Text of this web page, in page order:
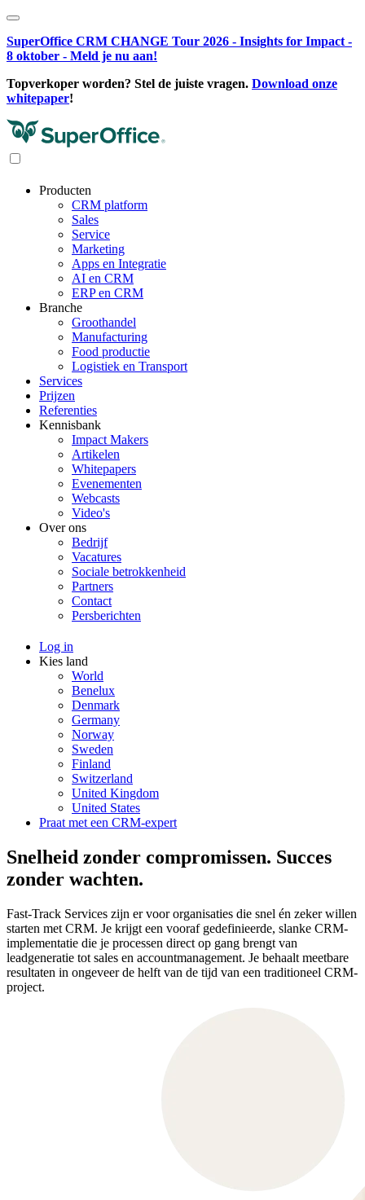
SuperOffice CRM CHANGE Tour 2026 - Insights for Impact -
8 oktober - Meld je nu aan!
Topverkoper worden? Stel de juiste vragen. Download onze
whitepaper!
Producten
CRM platform
Sales
Service
Marketing
Apps en Integratie
AI en CRM
ERP en CRM
Branche
Groothandel
Manufacturing
Food productie
Logistiek en Transport
Services
Prijzen
Referenties
Kennisbank
Impact Makers
Artikelen
Whitepapers
Evenementen
Webcasts
Video's
Over ons
Bedrijf
Vacatures
Sociale betrokkenheid
Partners
Contact
Persberichten
Log in
Kies land
World
Benelux
Denmark
Germany
Norway
Sweden
Finland
Switzerland
United Kingdom
United States
Praat met een CRM-expert
Snelheid zonder compromissen. Succes
zonder wachten.
Fast-Track Services zijn er voor organisaties die snel én zeker willen
starten met CRM. Je krijgt een vooraf gedefinieerde, slanke CRM-
implementatie die je processen direct op gang brengt van
leadgeneratie tot sales en accountmanagement. Je behaalt meetbare
resultaten in ongeveer de helft van de tijd van een traditioneel CRM-
project.